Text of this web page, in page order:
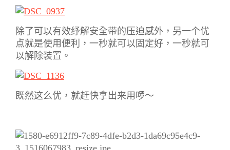
除了可以有效纾解安全带的压迫感外，另一个优
点就是使用便利，一秒就可以固定好，一秒就可
以解除装置。
既然这么优，就赶快拿出来用啰～